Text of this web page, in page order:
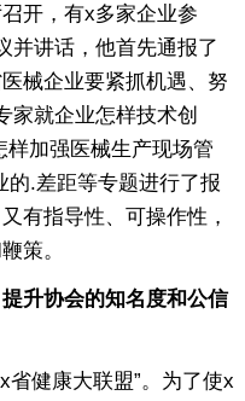
开，有x多家企业参
并讲话，他首先通报了
械企业要紧抓机遇、努
家就企业怎样技术创
加强医械生产现场管
.差距等专题进行了报
有指导性、可操作性，
策。
升协会的知名度和公信
健康大联盟”。为了使x